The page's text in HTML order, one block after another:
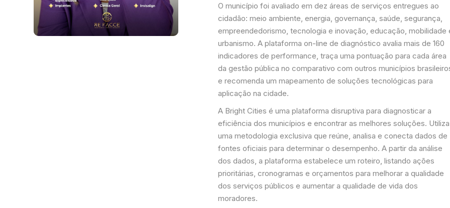
O município foi avaliado em dez áreas de serviços entregues ao
cidadão: meio ambiente, energia, governança, saúde, segurança,
empreendedorismo, tecnologia e inovação, educação, mobilidade
urbanismo. A plataforma on-line de diagnóstico avalia mais de 160
indicadores de performance, traça uma pontuação para cada área
da gestão pública no comparativo com outros municípios
e recomenda um mapeamento de soluções tecnológicas para
aplicação na cidade.
A Bright Cities é uma plataforma disruptiva para diagnosticar a
eficiência dos municípios e encontrar as melhores soluções. Utiliza
uma metodologia exclusiva que reúne, analisa e conecta dados de
fontes oficiais para determinar o desempenho. A partir da análise
dos dados, a plataforma estabelece um roteiro, listando ações
prioritárias, cronogramas e orçamentos para melhorar a qualidade
dos serviços públicos e aumentar a qualidade de vida dos
moradores.